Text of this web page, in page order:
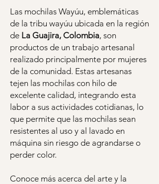
Las mochilas Wayúu, emblemáticas
de la tribu wayúu ubicada en la región
de La Guajira, Colombia, son
productos de un trabajo artesanal
realizado principalmente por mujeres
de la comunidad. Estas artesanas
tejen las mochilas con hilo de
excelente calidad, integrando esta
labor a sus actividades cotidianas, lo
que permite que las mochilas sean
resistentes al uso y al lavado en
máquina sin riesgo de agrandarse o
perder color.
Conoce más acerca del arte y la